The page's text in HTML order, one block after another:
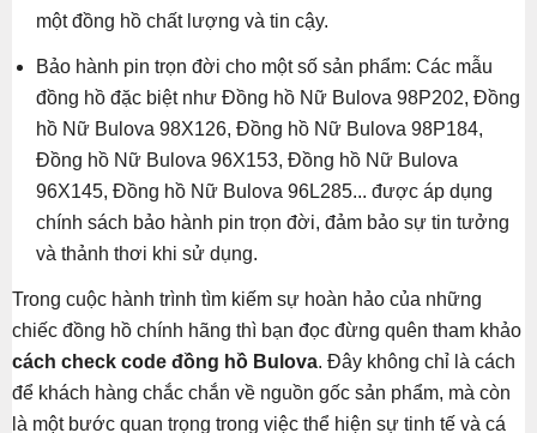
một đồng hồ chất lượng và tin cậy.
Bảo hành pin trọn đời cho một số sản phẩm: Các mẫu
đồng hồ đặc biệt như Đồng hồ Nữ Bulova 98P202, Đồng
hồ Nữ Bulova 98X126, Đồng hồ Nữ Bulova 98P184,
Đồng hồ Nữ Bulova 96X153, Đồng hồ Nữ Bulova
96X145, Đồng hồ Nữ Bulova 96L285... được áp dụng
chính sách bảo hành pin trọn đời, đảm bảo sự tin tưởng
và thảnh thơi khi sử dụng.
Trong cuộc hành trình tìm kiếm sự hoàn hảo của những
chiếc đồng hồ chính hãng thì bạn đọc đừng quên tham khảo
cách check code đồng hồ Bulova. Đây không chỉ là cách
để khách hàng chắc chắn về nguồn gốc sản phẩm, mà còn
là một bước quan trọng trong việc thể hiện sự tinh tế và cá